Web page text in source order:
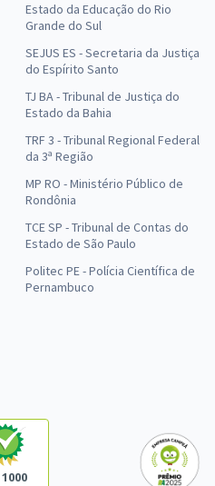
Estado da Educação do Rio
Grande do Sul
SEJUS ES - Secretaria da Justiça
do Espírito Santo
TJ BA - Tribunal de Justiça do
Estado da Bahia
TRF 3 - Tribunal Regional Federal
da 3ª Região
MP RO - Ministério Público de
Rondônia
TCE SP - Tribunal de Contas do
Estado de São Paulo
Politec PE - Polícia Científica de
Pernambuco